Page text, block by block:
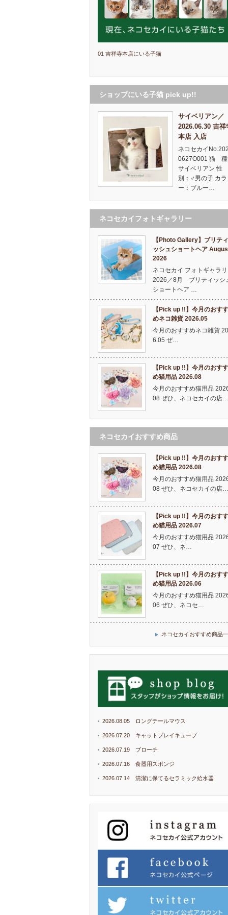
01 吉祥寺本店にいる子猫
ショップにいる子猫 pick up!!
サイベリアン／
2026.06.30 吉祥
本店 入店
ネコセカイ
0627O001 猫 種
サイベリアン 性
別：♂男の子 カラ
ー：ブルー…
ネコセカイフォトギャラリー
【Photo Gallery】ブリティ
ッシュショートヘア
2026
ネコセカイ フォトギャラ
2026／8月 ブリティッシ
ショートヘア …
【Pick up !!】今月のおすす
めネコ雑貨 2026.05
今月のおすすめネコ雑貨
6.05 ぜ…
【Pick up !!】今月のおすす
め猫用品 2026.08
今月のおすすめ猫用品
08 ぜひ、ネコセカイの店…
ネコセカイおすすめ商品
【Pick up !!】今月のおすす
め猫用品 2026.08
今月のおすすめ猫用品
08 ぜひ、ネコセカイの店…
【Pick up !!】今月のおすす
め猫用品 2026.07
今月のおすすめ猫用品
07 ぜひ、ネ…
【Pick up !!】今月のおすす
め猫用品 2026.06
今月のおすすめ猫用品
06 ぜひ、ネコセ…
ネコセカイおすすめ商品
2026.08.05 ロングテールマウス
2026.07.20 キャットプレイキューブ
2026.07.19 ブローチ
2026.07.16 食器用スポンジ
2026.07.14 清潔に保てるセラミック給水器